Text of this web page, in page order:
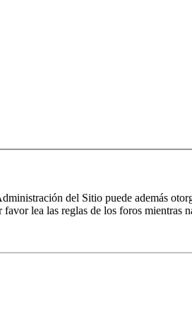
del Sitio puede además
lea las reglas de los foros mientras